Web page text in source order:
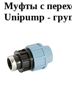
Муфты с
Unipump -